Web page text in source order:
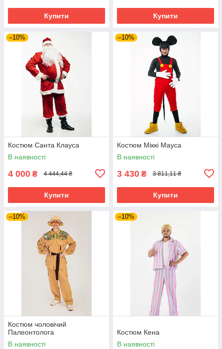
Купити Купити
–10%
Костюм Санта Клауса
В наявності
4 000 ₴ 4 444,44 ₴
Купити
–10%
Костюм Міккі Мауса
В наявності
3 430 ₴ 3 811,11 ₴
Купити
–10%
Костюм чоловічий
Палеонтолога
В наявності
–10%
Костюм Кена
В наявності